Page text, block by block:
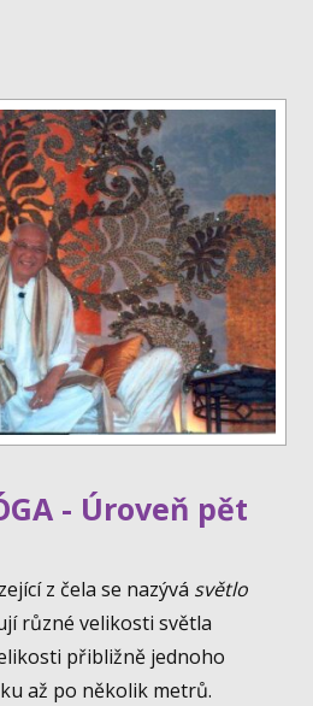
- Úroveň pět
z čela se nazývá světlo
různé velikosti světla
přibližně jednoho
až po několik metrů.